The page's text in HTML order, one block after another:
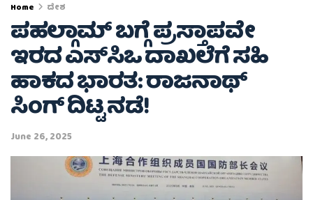
Home ದೇಶ
ಪಹಲ್ಗಾಮ್ ಬಗ್ಗೆ ಪ್ರಸ್ತಾಪವೇ
ಇರದ ಎಸ್‌ಸಿಒ ದಾಖಲೆಗೆ ಸಹಿ
ಹಾಕದ ಭಾರತ: ರಾಜನಾಥ್
ಸಿಂಗ್ ದಿಟ್ಟ ನಡೆ!
June 26, 2025